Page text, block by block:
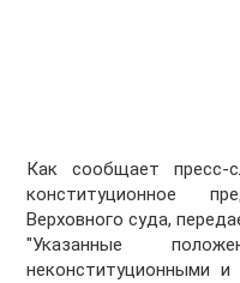
Как сообщает пресс-
конституционное
Верховного суда,
"Указанные
неконституционными